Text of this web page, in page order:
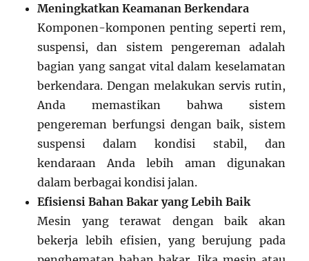
Meningkatkan Keamanan Berkendara
Komponen-komponen penting seperti rem,
suspensi, dan sistem pengereman adalah
bagian yang sangat vital dalam keselamatan
berkendara. Dengan melakukan servis rutin,
Anda memastikan bahwa sistem
pengereman berfungsi dengan baik, sistem
suspensi dalam kondisi stabil, dan
kendaraan Anda lebih aman digunakan
dalam berbagai kondisi jalan.
Efisiensi Bahan Bakar yang Lebih Baik
Mesin yang terawat dengan baik akan
bekerja lebih efisien, yang berujung pada